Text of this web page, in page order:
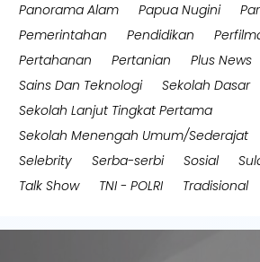
Panorama Alam
Papua Nugini
Pemerintahan
Pendidikan
Pertahanan
Pertanian Plus News
Sains Dan Teknologi
Sekolah Dasar
Sekolah Lanjut Tingkat Pertama
Sekolah Menengah Umum/Sederajat
Selebrity
Serba-serbi Sosial
Talk Show
TNI - POLRI Tradisional